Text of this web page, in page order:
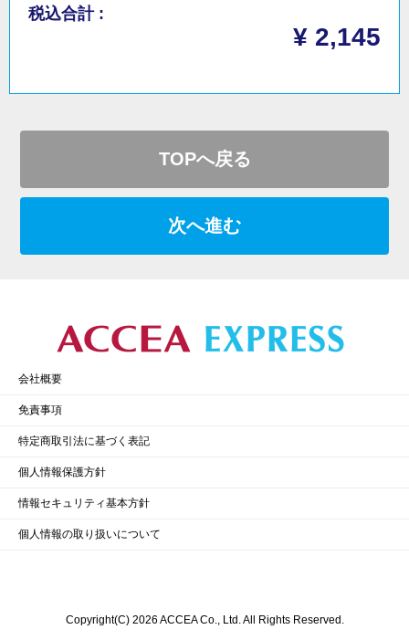
税込合計 :
¥ 2,145
TOPへ戻る
次へ進む
会社概要
免責事項
特定商取引法に基づく表記
個人情報保護方針
情報セキュリティ基本方針
個人情報の取り扱いについて
Copyright(C) 2026 ACCEA Co., Ltd. All Rights Reserved.